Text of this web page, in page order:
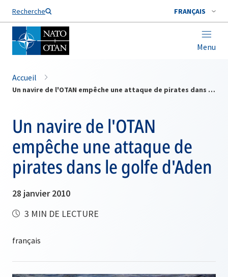
Recherche FRANÇAIS
Menu
Nom de famille*
Accueil
Un navire de l'OTAN empêche une attaque de pirates dans le golfe d'Aden
Un navire de l'OTAN
empêche une attaque de
pirates dans le golfe d'Aden
28 janvier 2010
3 MIN DE LECTURE